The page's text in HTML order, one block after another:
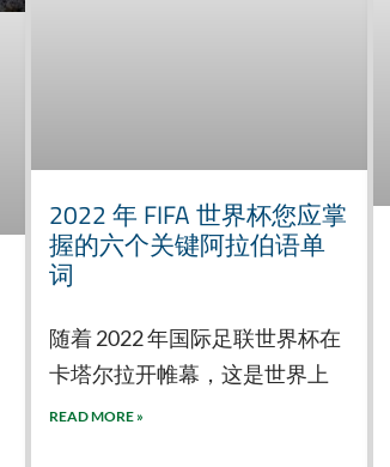
2022 年 FIFA 世界杯您应掌
握的六个关键阿拉伯语单
词
随着 2022 年国际足联世界杯在
卡塔尔拉开帷幕，这是世界上
READ MORE »